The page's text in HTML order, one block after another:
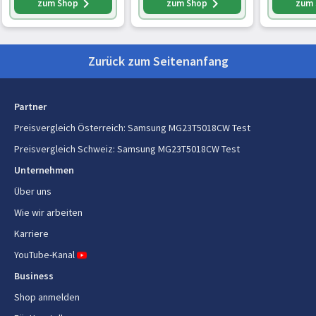
AC Eingangsspannung 230 V
Lieferumfang
Crispy Tray enthalten
Backblech Ja
Benutzerhandbuch
Sonstige Funktionen
Ursprungsland
Kochfunktionen und -programme
Grill
L Garraum/Grill 1000
Funktion/Dam
zum Shop zum Shop
Healty
Zurück zum Seitenanfang
Partner
Preisvergleich Österreich: Samsung MG23T5018CW Test
Preisvergleich Schweiz: Samsung MG23T5018CW Test
Unternehmen
Über uns
Wie wir arbeiten
Karriere
YouTube-Kanal
Business
Shop anmelden